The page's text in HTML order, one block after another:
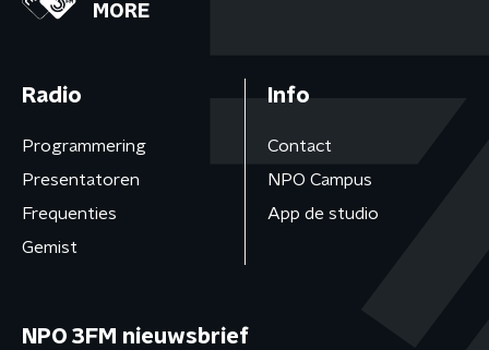
MORE
Radio
Programmering
Presentatoren
Frequenties
Gemist
Info
Contact
NPO Campus
App de studio
NPO 3FM nieuwsbrief